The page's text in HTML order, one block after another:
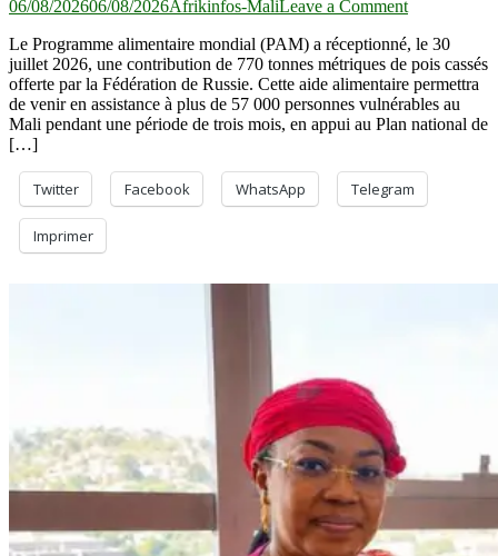
06/08/202606/08/2026Afrikinfos-MaliLeave a Commenton
alimentaire
russe :
770
tonnes
de
au
PAM
Le Programme alimentaire mondial (PAM) a réceptionné, le 30
juillet 2026, une contribution de 770 tonnes métriques de pois cassés
offerte par la Fédération de Russie. Cette aide alimentaire permettra
de venir en assistance à plus de 57 000 personnes vulnérables au
Mali pendant une période de trois mois, en appui au Plan national de
[…]
Twitter Facebook WhatsApp Telegram
Imprimer